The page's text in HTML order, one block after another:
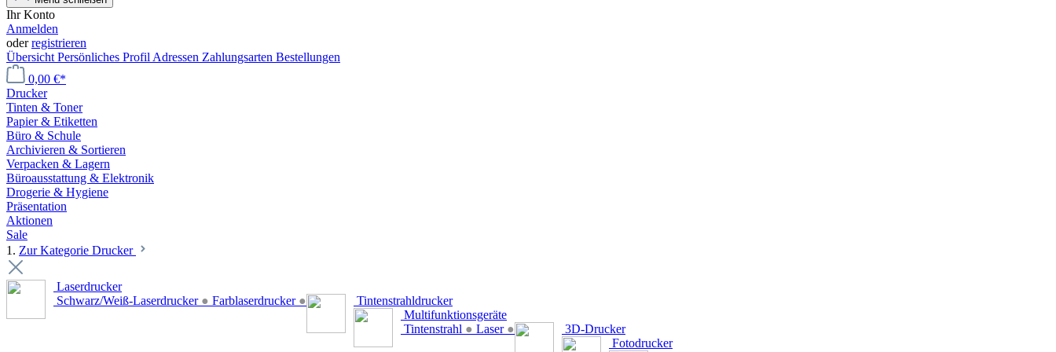
Ihr Konto
Anmelden
oderregistrieren
Übersicht Persönliches Profil Adressen Zahlungsarten Bestellungen
0,00 €*
Drucker
Tinten & Toner
Papier & Etiketten
Büro & Schule
Archivieren & Sortieren
Verpacken & Lagern
Büroausstattung & Elektronik
Drogerie & Hygiene
Präsentation
Aktionen
Sale
1. Zur Kategorie Drucker
Laserdrucker
Schwarz/Weiß-Laserdrucker ● Farblaserdrucker ●
Tintenstrahldrucker
Multifunktionsgeräte
Tintenstrahl ● Laser ●
3D-Drucker
Fotodrucker